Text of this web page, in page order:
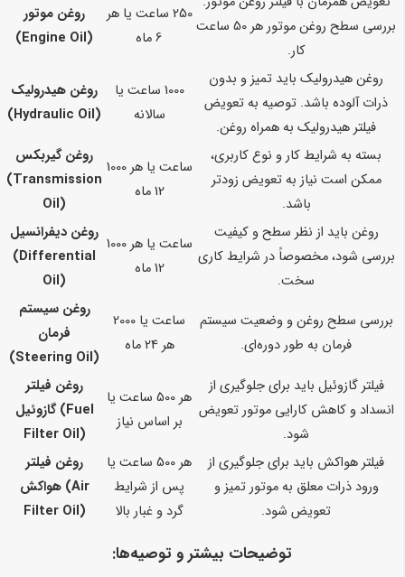
روغن موتور
(Engine Oil)
250 ساعت یا هر
6 ماه
بررسی سطح روغن موتور هر 50 ساعت
کار.
روغن هیدرولیک
(Hydraulic Oil)
1000 ساعت یا
سالانه
روغن هیدرولیک باید تمیز و بدون
ذرات آلوده باشد. توصیه به تعویض
فیلتر هیدرولیک به همراه روغن.
روغن گیربکس
(Transmission
Oil)
1000 ساعت یا هر
12 ماه
بسته به شرایط کار و نوع کاربری،
ممکن است نیاز به تعویض زودتر
باشد.
روغن دیفرانسیل
(Differential
Oil)
1000 ساعت یا هر
12 ماه
روغن باید از نظر سطح و کیفیت
بررسی شود، مخصوصاً در شرایط کاری
سخت.
روغن سیستم
فرمان
(Steering Oil)
2000 ساعت یا
هر 24 ماه
بررسی سطح روغن و وضعیت سیستم
فرمان به طور دوره‌ای.
روغن فیلتر
گازوئیل (Fuel
Filter Oil)
هر 500 ساعت یا
بر اساس نیاز
فیلتر گازوئیل باید برای جلوگیری از
انسداد و کاهش کارایی موتور تعویض
شود.
روغن فیلتر
هواکش (Air
Filter Oil)
هر 500 ساعت یا
پس از شرایط
گرد و غبار بالا
فیلتر هواکش باید برای جلوگیری از
ورود ذرات معلق به موتور تمیز و
تعویض شود.
توضیحات بیشتر و توصیه‌ها: